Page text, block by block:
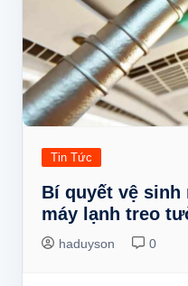
Tin Tức
Bí quyết vệ
máy lạnh treo
haduyson 0